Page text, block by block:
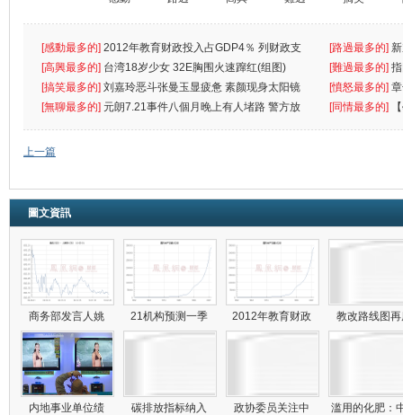
[感動最多的] 2012年教育财政投入占GDP4％ 列财政支
出首位
[路過最多的]
[高興最多的] 台湾18岁少女 32E胸围火速蹿红(组图) [難過最多的]
罪
[搞笑最多的] 刘嘉玲恶斗张曼玉显疲惫 素颜现身太阳镜
遮
[憤怒最多的]
[無聊最多的] 元朗7.21事件八個月晚上有人堵路 警方放
催
[同情最多的]
敗
上一篇
圖文資訊
商务部发言人姚 21机构预测一季 2012年教育财政 教改路线图
内地事业单位绩 碳排放指标纳入 政协委员关注中 滥用的化肥：